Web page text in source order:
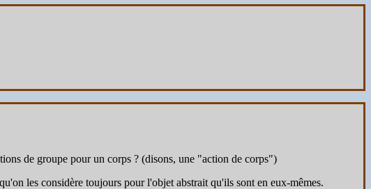
de groupe pour un corps ? (disons, une "action de corps")
les considère toujours pour l'objet abstrait qu'ils sont en eux-mêmes.